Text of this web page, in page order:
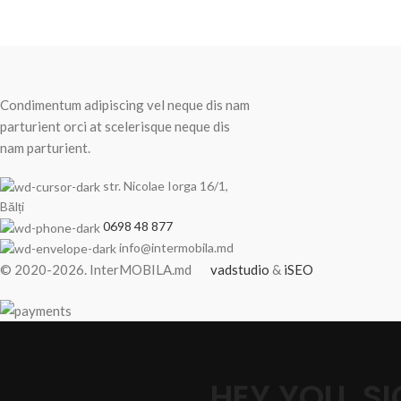
Condimentum adipiscing vel neque dis nam
parturient orci at scelerisque neque dis
nam parturient.
str. Nicolae Iorga 16/1,
Bălți
0698 48 877
info@intermobila.md
© 2020-2026. InterMOBILA.md vadstudio & iSEO